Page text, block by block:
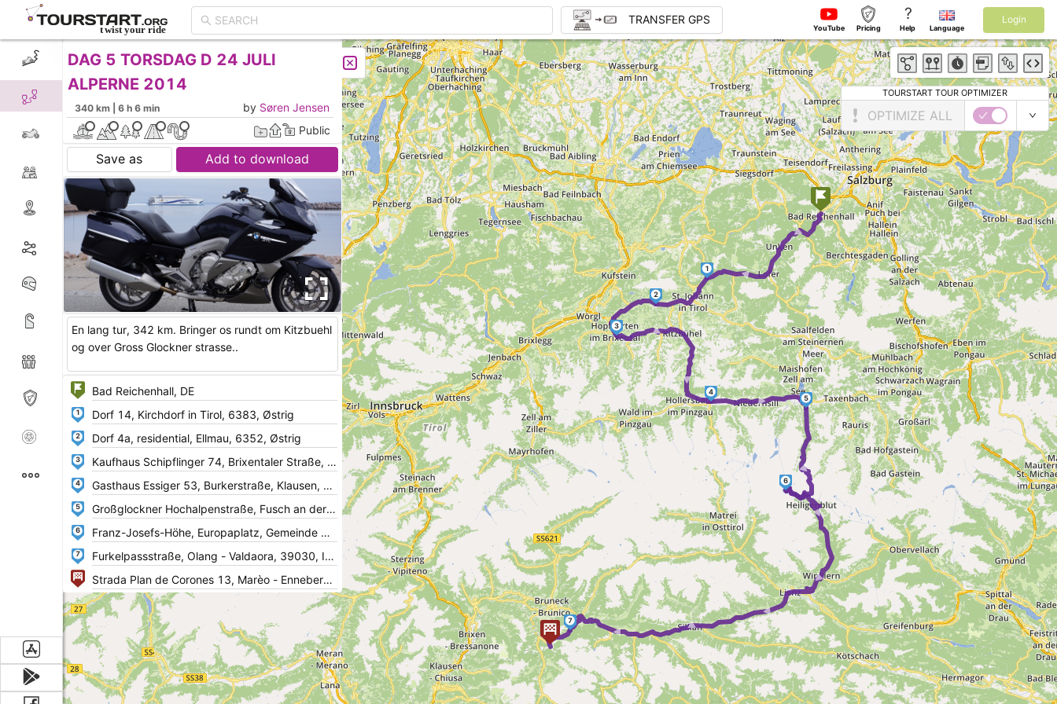
►
► ► ► ► ►
► ►
►
► ►
1
2
3
4
5
6
7
TRANSFER GPS
YouTube Pricing
?
Help Language
Login
CREATE TOUR LIST
DAG 5 TORSDAG D 24 JULI
ALPERNE 2014
340 km | 6 h 6 min by Søren Jensen
Public
Save as Add to download
En lang tur, 342 km. Bringer os rundt om Kitzbuehl
og over Gross Glockner strasse..
1
2
3
4
5
6
7
TOURSTART TOUR OPTIMIZER
OPTIMIZE ALL